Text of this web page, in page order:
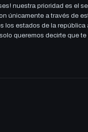
nuestra prioridad es el
únicamente a través de
los estados de la
queremos decirte que